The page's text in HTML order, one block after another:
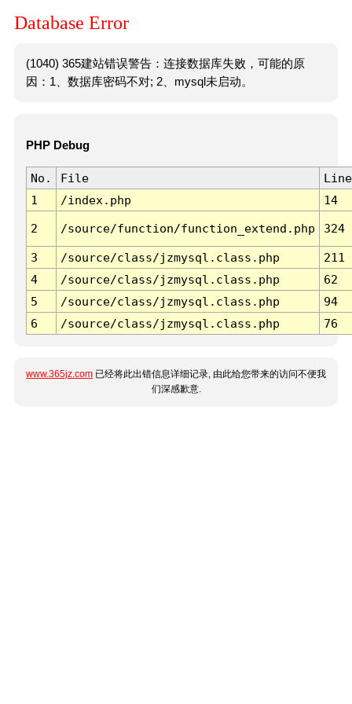
Database Error
(1040) 365建站错误警告：连接数据库失败，可能的原
因：1、数据库密码不对; 2、mysql未启动。
PHP Debug
No. File
Line
1
/index.php 14
2 /source/function/function_extend.php 324
3 /source/class/jzmysql.class.php
211
4
/source/class/jzmysql.class.php
62
5
/source/class/jzmysql.class.php
94
6
/source/class/jzmysql.class.php 76
www.365jz.com 已经将此出错信息详细记录, 由此给您带来的访问不便我
们深感歉意.